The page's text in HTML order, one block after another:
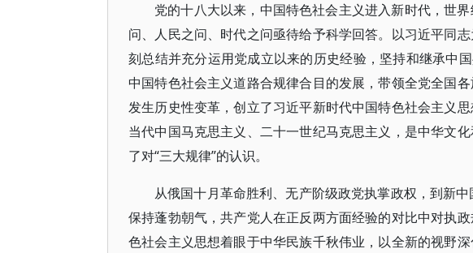
党的十八大以来，中国特色社会主义进入新时代，世
问、人民之问、时代之问亟待给予科学回答。以习近平同
刻总结并充分运用党成立以来的历史经验，坚持和继承中
中国特色社会主义道路合规律合目的发展，带领全党全国
发生历史性变革，创立了习近平新时代中国特色社会主义
当代中国马克思主义、二十一世纪马克思主义，是中华文
了对“三大规律”的认识。
从俄国十月革命胜利、无产阶级政党执掌政权，到新
保持蓬勃朝气，共产党人在正反两方面经验的对比中对执
色社会主义思想着眼于中华民族千秋伟业，以全新的视野